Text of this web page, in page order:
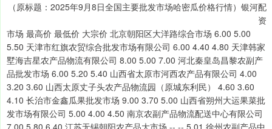
（原标题：2025年9月8日全国主要批发市场哈密瓜价格行情）银河配
资
市场 最高价 最低价 大宗价 北京朝阳区大洋路综合市场 6.00 5.00
5.50 天津市红旗农贸综合批发市场有限公司 6.00 4.40 4.80 天津韩家
墅海吉星农产品物流有限公司 8.00 5.00 7.00 河北秦皇岛昌黎农副产
品批发市场 6.00 5.20 5.40 山西省太原市河西农产品有限公司 4.00
3.20 3.60 山西太原丈子头农产品物流园（原城东利民） 4.60 3.60
4.10 长治市金鑫瓜果批发市场 9.00 3.70 5.00 山西省朔州大运果菜批
发市场有限公司 5.00 4.00 4.50 南京农副产品物流配送中心有限公司